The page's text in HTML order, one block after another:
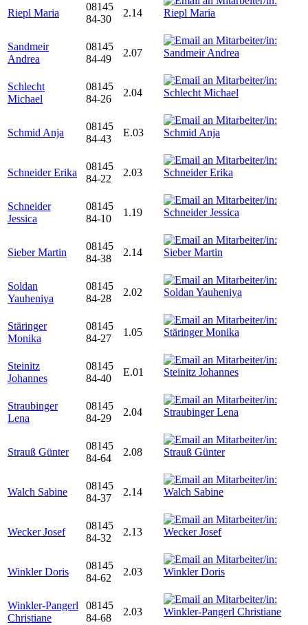
Riepl Maria
08145
84-30
2.14
Sandmeir
Andrea
08145
84-49
2.07
Schlecht
Michael
08145
84-26
2.04
Schmid Anja
08145
84-43
E.03
Schneider Erika
08145
84-22
2.03
Schneider
Jessica
08145
84-10
1.19
Sieber Martin
08145
84-38
2.14
Soldan
Yauheniya
08145
84-28
2.02
Stäringer
Monika
08145
84-27
1.05
Steinitz
Johannes
08145
84-40
E.01
Straubinger
Lena
08145
84-29
2.04
Strauß Günter
08145
84-64
2.08
Walch Sabine
08145
84-37
2.14
Wecker Josef
08145
84-32
2.13
Winkler Doris
08145
84-62
2.03
Winkler-Pangerl
Christiane
08145
84-68
2.03